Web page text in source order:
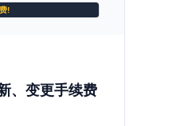
、变更手续费